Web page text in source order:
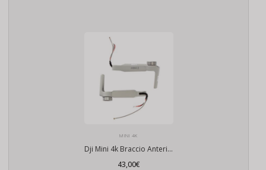
MINI 4K
Dji Mini 4k Braccio Anteriore
43,00€